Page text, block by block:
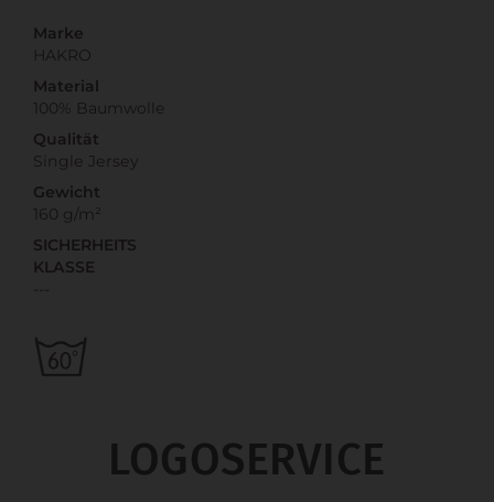
Marke
HAKRO
Material
100% Baumwolle
Qualität
Single Jersey
Gewicht
160 g/m²
SICHERHEITS
KLASSE
LOGOSERVICE